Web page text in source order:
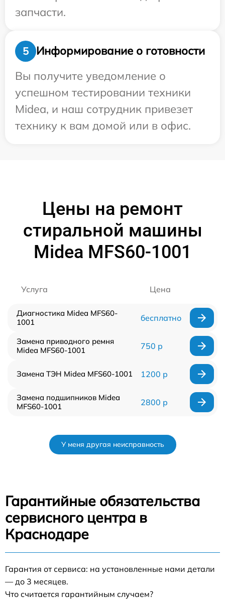
запчасти.
5
Информирование о готовности
Вы получите уведомление о
успешном тестировании техники
Midea, и наш сотрудник привезет
технику к вам домой или в офис.
Цены на ремонт
стиральной машины
Midea MFS60-1001
Услуга Цена
Диагностика Midea MFS60-
1001
бесплатно
Замена приводного ремня
Midea MFS60-1001
750 р
Замена ТЭН Midea MFS60-1001 1200 р
Замена подшипников Midea
MFS60-1001
2800 р
У меня другая неисправность
Гарантийные обязательства
сервисного центра в
Краснодаре
Гарантия от сервиса: на установленные нами детали
— до 3 месяцев.
Что считается гарантийным случаем?